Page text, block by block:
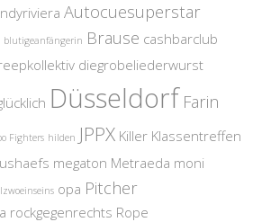
Autocuesuperstar
blutigeanfängerin Brause cashbarclub
diegrobeliederwurst
Düsseldorf Farin
Fighters hilden JPPX Killer Klassentreffen
megaton Metraeda moni
opa Pitcher
rockgegenrechts Rope